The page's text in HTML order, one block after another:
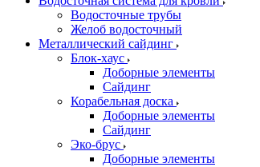
Водосточные трубы
Желоб водосточный
Металлический сайдинг
Блок-хаус
Доборные элементы
Сайдинг
Корабельная доска
Доборные элементы
Сайдинг
Эко-брус
Доборные элементы